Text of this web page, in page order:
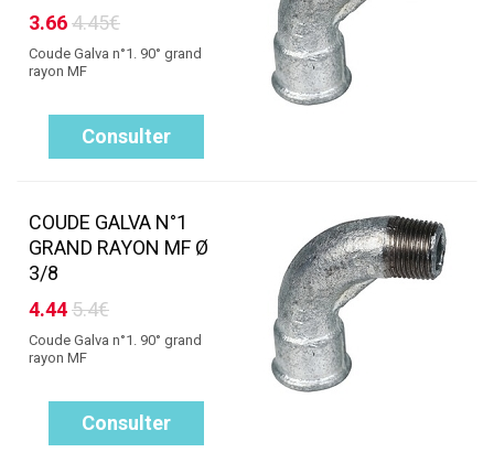
3.664.45€
Coude Galva n°1. 90° grand
rayon MF
Consulter
COUDE GALVA N°1
GRAND RAYON MF Ø
3/8
4.445.4€
Coude Galva n°1. 90° grand
rayon MF
Consulter